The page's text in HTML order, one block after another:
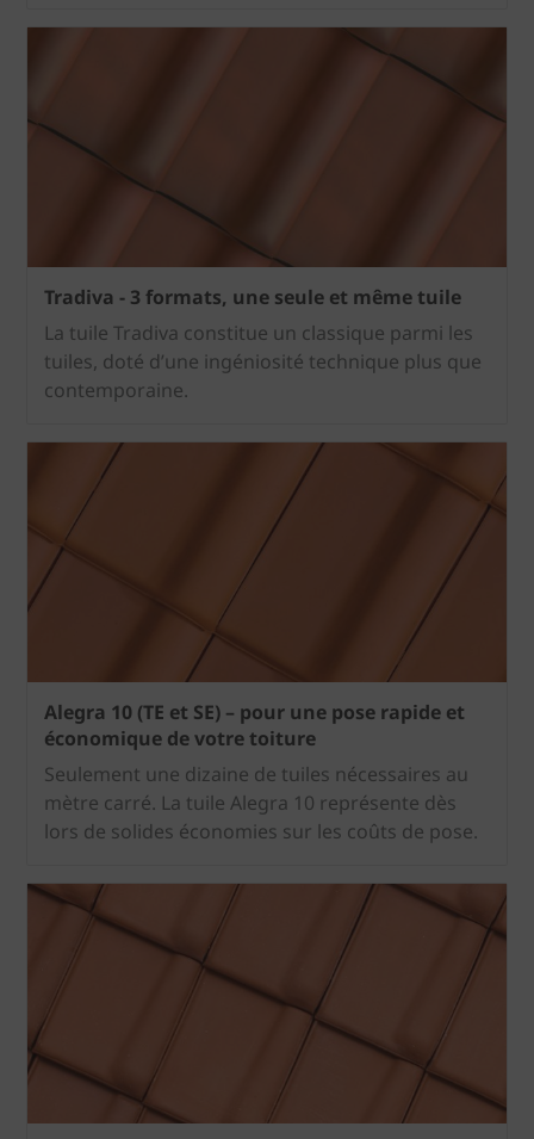
Tradiva - 3 formats, une seule et même tuile
La tuile Tradiva constitue un classique parmi les
tuiles, doté d’une ingéniosité technique plus que
contemporaine.
Alegra 10 (TE et SE) – pour une pose rapide et
économique de votre toiture
Seulement une dizaine de tuiles nécessaires au
mètre carré. La tuile Alegra 10 représente dès
lors de solides économies sur les coûts de pose.